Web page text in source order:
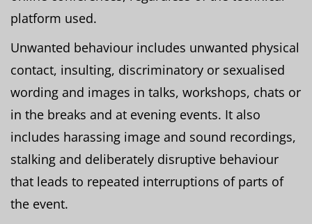
platform used.
Unwanted behaviour includes unwanted physical
contact, insulting, discriminatory or sexualised
wording and images in talks, workshops, chats or
in the breaks and at evening events. It also
includes harassing image and sound recordings,
stalking and deliberately disruptive behaviour
that leads to repeated interruptions of parts of
the event.